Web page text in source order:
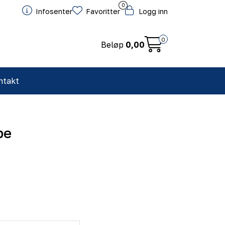
Infosenter
0
Favoritter Logg inn
Beløp 0,00
0